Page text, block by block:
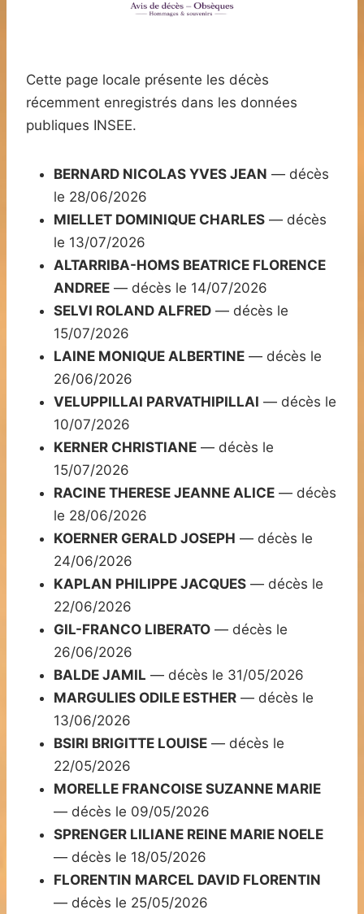
Cette page locale présente les décès
récemment enregistrés dans les données
publiques INSEE.
BERNARD NICOLAS YVES JEAN — décès
le 28/06/2026
MIELLET DOMINIQUE CHARLES — décès
le 13/07/2026
ALTARRIBA-HOMS BEATRICE FLORENCE
ANDREE — décès le 14/07/2026
SELVI ROLAND ALFRED — décès le
15/07/2026
LAINE MONIQUE ALBERTINE — décès le
26/06/2026
VELUPPILLAI PARVATHIPILLAI — décès le
10/07/2026
KERNER CHRISTIANE — décès le
15/07/2026
RACINE THERESE JEANNE ALICE — décès
le 28/06/2026
KOERNER GERALD JOSEPH — décès le
24/06/2026
KAPLAN PHILIPPE JACQUES — décès le
22/06/2026
GIL-FRANCO LIBERATO — décès le
26/06/2026
BALDE JAMIL — décès le 31/05/2026
MARGULIES ODILE ESTHER — décès le
13/06/2026
BSIRI BRIGITTE LOUISE — décès le
22/05/2026
MORELLE FRANCOISE SUZANNE MARIE
— décès le 09/05/2026
SPRENGER LILIANE REINE MARIE NOELE
— décès le 18/05/2026
FLORENTIN MARCEL DAVID FLORENTIN
— décès le 25/05/2026